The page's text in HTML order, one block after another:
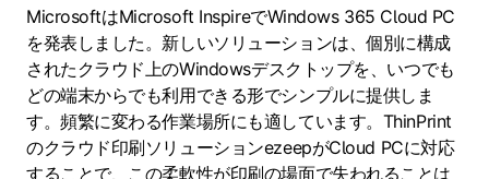
MicrosoftはMicrosoft InspireでWindows 365 Cloud PC
を発表しました。新しいソリューションは、個別に構成
されたクラウド上のWindowsデスクトップを、いつでも
どの端末からでも利用できる形でシンプルに提供しま
す。頻繁に変わる作業場所にも適しています。ThinPrint
のクラウド印刷ソリューションezeepがCloud PCに対応
することで、この柔軟性が印刷の場面で失われることは